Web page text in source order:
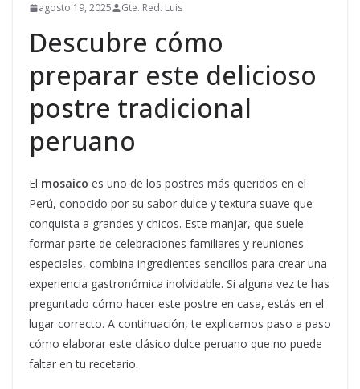
agosto 19, 2025 Gte. Red. Luis
Descubre cómo
preparar este delicioso
postre tradicional
peruano
El mosaico es uno de los postres más queridos en el
Perú, conocido por su sabor dulce y textura suave que
conquista a grandes y chicos. Este manjar, que suele
formar parte de celebraciones familiares y reuniones
especiales, combina ingredientes sencillos para crear una
experiencia gastronómica inolvidable. Si alguna vez te has
preguntado cómo hacer este postre en casa, estás en el
lugar correcto. A continuación, te explicamos paso a paso
cómo elaborar este clásico dulce peruano que no puede
faltar en tu recetario.